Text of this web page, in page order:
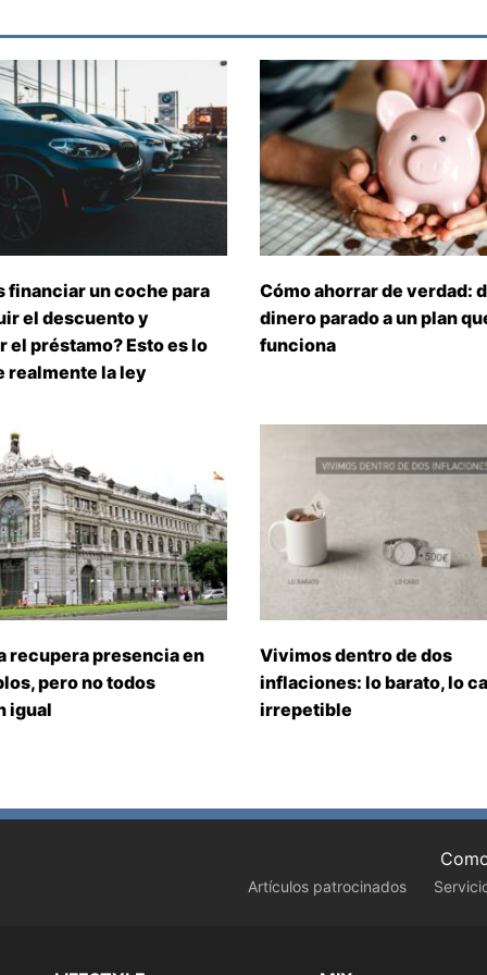
financiar un coche para
el descuento y
el préstamo? Esto es lo
realmente la ley
Cómo ahorrar de verdad:
dinero parado a un plan
funciona
recupera presencia en
pero no todos
igual
Vivimos dentro de dos
inflaciones: lo barato, lo
irrepetible
Artículos patrocinados